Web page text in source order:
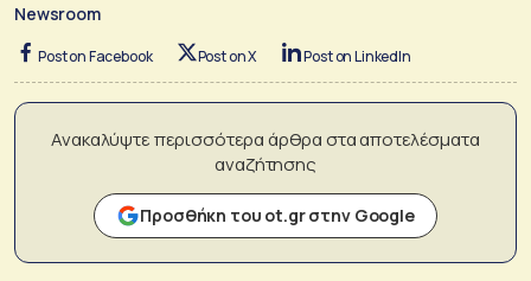
Newsroom
Post on Facebook Post on X Post on LinkedIn
Ανακαλύψτε περισσότερα άρθρα στα αποτελέσματα
αναζήτησης
Προσθήκη του ot.gr στην Google